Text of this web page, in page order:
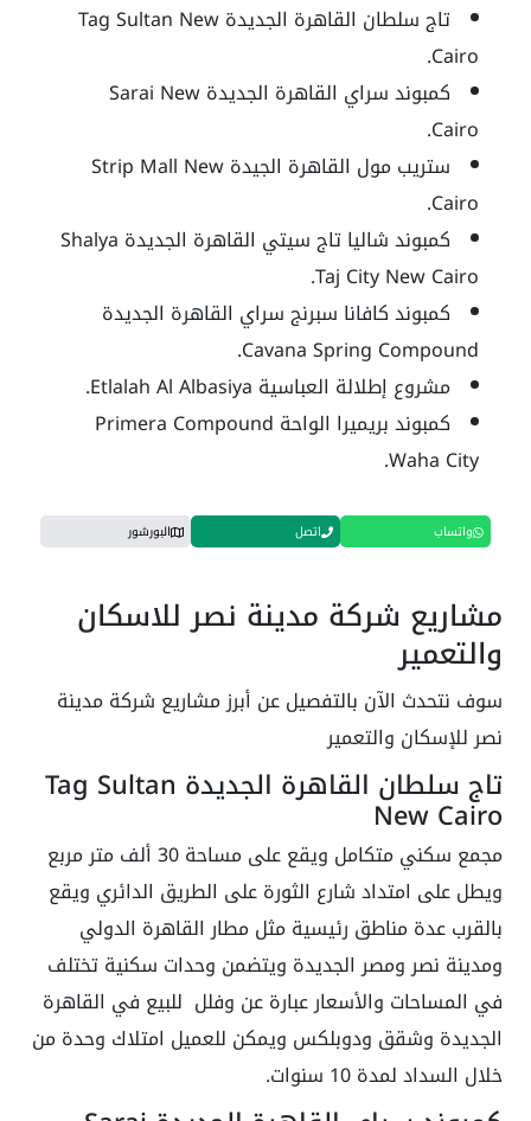
تاج سلطان القاهرة الجديدة Tag Sultan New
Cairo.
كمبوند سراي القاهرة الجديدة Sarai New
Cairo.
ستريب مول القاهرة الجيدة Strip Mall New
Cairo.
كمبوند شاليا تاج سيتي القاهرة الجديدة Shalya
Taj City New Cairo.
كمبوند كافانا سبرنج سراي القاهرة الجديدة
Cavana Spring Compound.
مشروع إطلالة العباسية Etlalah Al Albasiya.
كمبوند بريميرا الواحة Primera Compound
Waha City.
واتساب اتصل البورشور
مشاريع شركة مدينة نصر للاسكان
والتعمير
سوف نتحدث الآن بالتفصيل عن أبرز مشاريع شركة مدينة
نصر للإسكان والتعمير
تاج سلطان القاهرة الجديدة Tag Sultan
New Cairo
مجمع سكني متكامل ويقع على مساحة 30 ألف متر مربع
ويطل على امتداد شارع الثورة على الطريق الدائري ويقع
بالقرب عدة مناطق رئيسية مثل مطار القاهرة الدولي
ومدينة نصر ومصر الجديدة ويتضمن وحدات سكنية تختلف
في المساحات والأسعار عبارة عن وفلل للبيع في القاهرة
الجديدة وشقق ودوبلكس ويمكن للعميل امتلاك وحدة من
خلال السداد لمدة 10 سنوات.